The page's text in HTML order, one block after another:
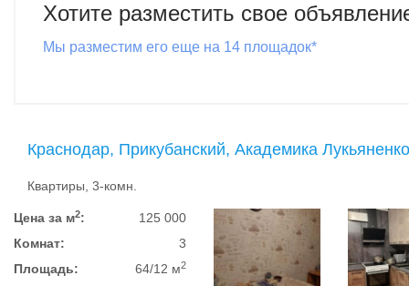
Хотите разместить свое
Мы разместим его еще на 14 площадок*
Краснодар, Прикубанский, Академика
Квартиры, 3-комн.
Цена за м2:
125 000
Комнат:
3
Площадь:
64/12 м2